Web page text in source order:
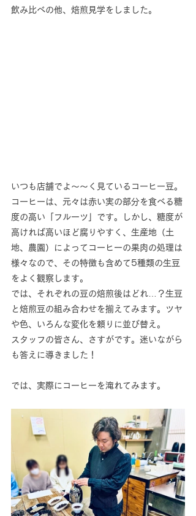
飲み比べの他、焙煎見学をしました。
いつも店舗でよ～～く見ているコーヒー豆。
コーヒーは、元々は赤い実の部分を食べる糖
度の高い「フルーツ」です。しかし、糖度が
高ければ高いほど腐りやすく、生産地（土
地、農園）によってコーヒーの果肉の処理は
様々なので、その特徴も含めて5種類の生豆
をよく観察します。
では、それぞれの豆の焙煎後はどれ…？生豆
と焙煎豆の組み合わせを揃えてみます。ツヤ
や色、いろんな変化を頼りに並び替え。
スタッフの皆さん、さすがです。迷いながら
も答えに導きました！
では、実際にコーヒーを淹れてみます。